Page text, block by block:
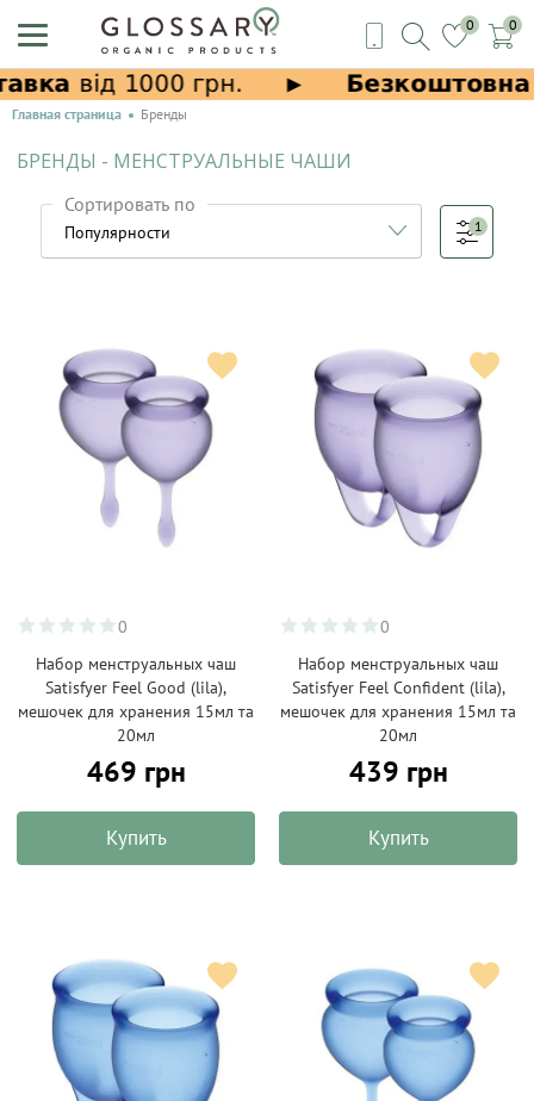
0 0
Главная страница Бренды
БРЕНДЫ - МЕНСТРУАЛЬНЫЕ ЧАШИ
Сортировать по
1
0
Набор менструальных чаш
Satisfyer Feel Good (lila),
мешочек для хранения 15мл та
20мл
469 грн
Купить
0
Набор менструальных чаш
Satisfyer Feel Confident (lila),
мешочек для хранения 15мл та
20мл
439 грн
Купить